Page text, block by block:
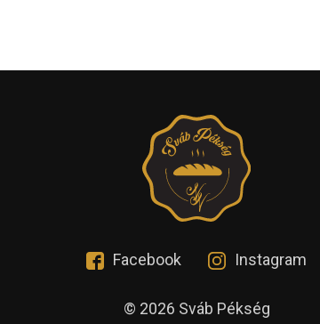
Facebook Instagram
© 2026 Sváb Pékség